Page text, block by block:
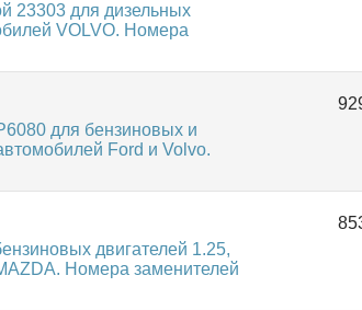
23303 для дизельных
VOLVO. Номера
для бензиновых и
Ford и Volvo.
двигателей 1.25,
Номера заменителей